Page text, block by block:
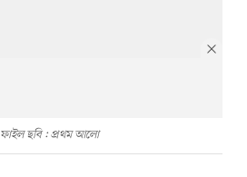
ফাইল ছবি : প্রথম আলো